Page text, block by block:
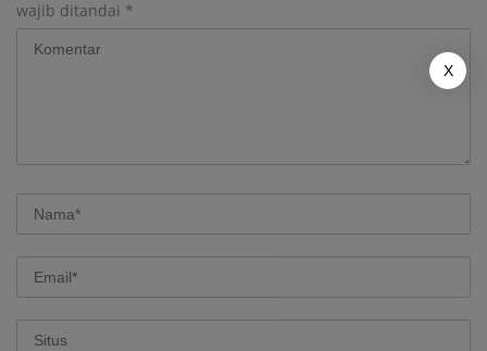
wajib ditandai *
X